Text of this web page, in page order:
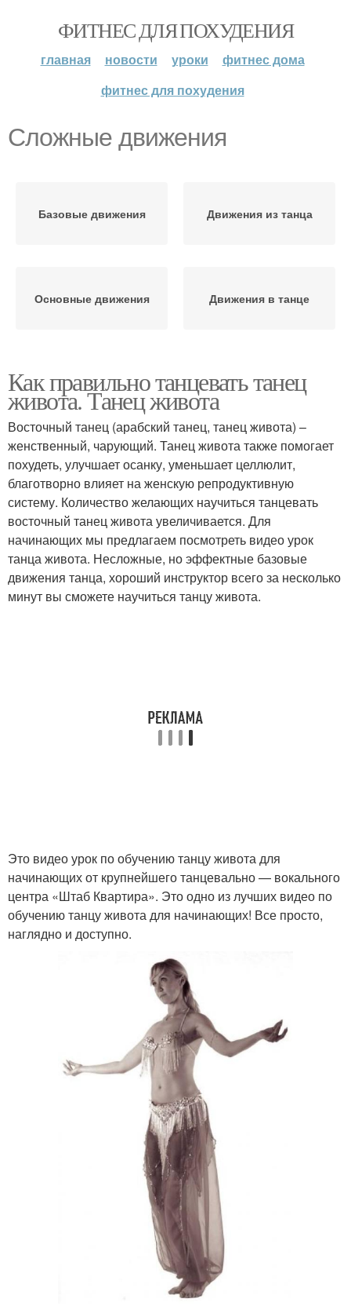
ФИТНЕС ДЛЯ ПОХУДЕНИЯ
главная новости уроки
фитнес дома
фитнес для похудения
Сложные движения
Базовые движения Движения из танца
Основные движения Движения в танце
Как правильно танцевать танец
живота. Танец живота
Восточный танец (арабский танец, танец живота) –
женственный, чарующий. Танец живота также помогает
похудеть, улучшает осанку, уменьшает целлюлит,
благотворно влияет на женскую репродуктивную
систему. Количество желающих научиться танцевать
восточный танец живота увеличивается. Для
начинающих мы предлагаем посмотреть видео урок
танца живота. Несложные, но эффектные базовые
движения танца, хороший инструктор всего за несколько
минут вы сможете научиться танцу живота.
Это видео урок по обучению танцу живота для
начинающих от крупнейшего танцевально — вокального
центра «Штаб Квартира». Это одно из лучших видео по
обучению танцу живота для начинающих! Все просто,
наглядно и доступно.